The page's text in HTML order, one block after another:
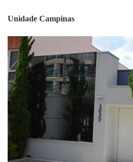
Unidade Campinas